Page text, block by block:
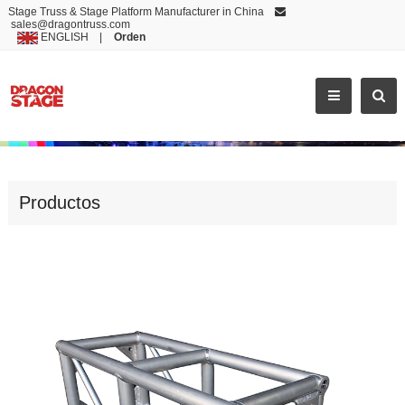
Stage Truss & Stage Platform Manufacturer in China
sales@dragontruss.com
ENGLISH
Orden
Productos